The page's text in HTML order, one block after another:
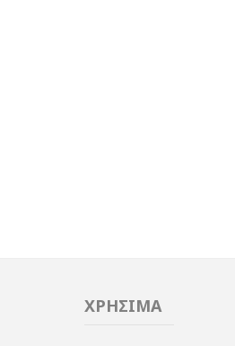
ΧΡΗΣΙΜΑ